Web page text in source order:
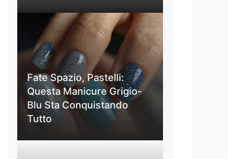
Fate Spazio, Pastelli:
Questa Manicure Grigio-
Blu Sta Conquistando
Tutto